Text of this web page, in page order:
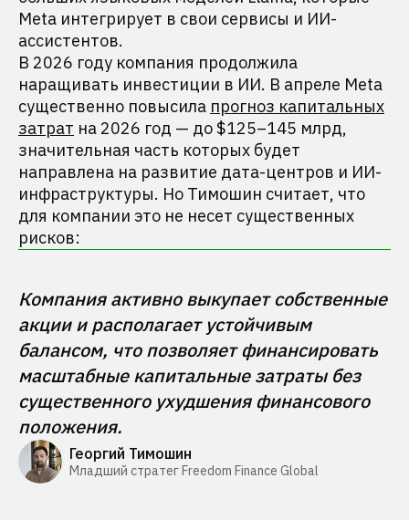
Meta интегрирует в свои сервисы и ИИ-
ассистентов.
В 2026 году компания продолжила
наращивать инвестиции в ИИ. В апреле Meta
существенно повысила прогноз капитальных
затрат на 2026 год — до $125–145 млрд,
значительная часть которых будет
направлена на развитие дата-центров и ИИ-
инфраструктуры. Но Тимошин считает, что
для компании это не несет существенных
рисков:
Компания активно выкупает собственные
акции и располагает устойчивым
балансом, что позволяет финансировать
масштабные капитальные затраты без
существенного ухудшения финансового
положения.
Георгий Тимошин
Младший стратег Freedom Finance Global